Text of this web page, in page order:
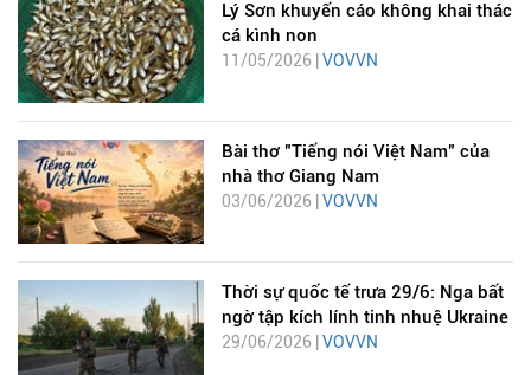
Lý Sơn khuyến cáo không khai thác
cá kình non
11/05/2026 | VOVVN
Bài thơ "Tiếng nói Việt Nam" của
nhà thơ Giang Nam
03/06/2026 | VOVVN
Thời sự quốc tế trưa 29/6: Nga bất
ngờ tập kích lính tinh nhuệ Ukraine
29/06/2026 | VOVVN